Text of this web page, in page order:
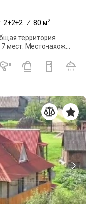
2+2+2 / 80 м2
территория
мест. Местонахож...